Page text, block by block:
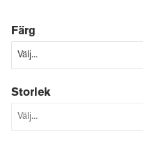
Färg
Storlek